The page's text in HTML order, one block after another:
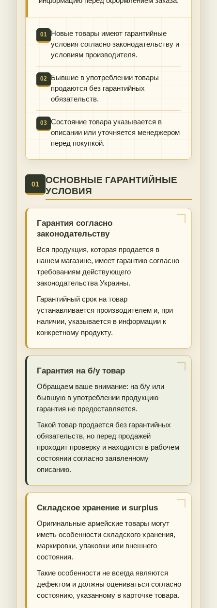
01
Новые товары имеют гарантийные
условия согласно законодательству и
условиям производителя.
02
Бывшие в употреблении товары
продаются без гарантийных
обязательств.
03 Состояние товара указывается в
описании или уточняется менеджером
перед покупкой.
01
ОСНОВНЫЕ ГАРАНТИЙНЫЕ
УСЛОВИЯ
Гарантия согласно
законодательству
Вся продукция, которая продается в
нашем магазине, имеет гарантию согласно
требованиям действующего
законодательства Украины.
Гарантийный срок на товар
устанавливается производителем и, при
наличии, указывается в информации к
конкретному продукту.
Гарантия на б/у товар
Обращаем ваше внимание: на б/у или
бывшую в употреблении продукцию
гарантия не предоставляется.
Такой товар продается без гарантийных
обязательств, но перед продажей
проходит проверку и находится в рабочем
состоянии согласно заявленному
описанию.
Складское хранение и surplus
Оригинальные армейские товары могут
иметь особенности складского хранения,
маркировки, упаковки или внешнего
состояния.
Такие особенности не всегда являются
дефектом и должны оцениваться согласно
состоянию, указанному в карточке товара.